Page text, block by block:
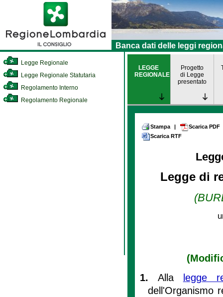
Banca dati delle leggi
Legge Regionale
Legge Regionale Statutaria
Regolamento Interno
Regolamento Regionale
LEGGE
REGIONALE
Progetto
di Legge
presentato
Stampa |
Scarica PDF
Scarica RTF
Legge di
1. Alla
legge
dell'Organismo